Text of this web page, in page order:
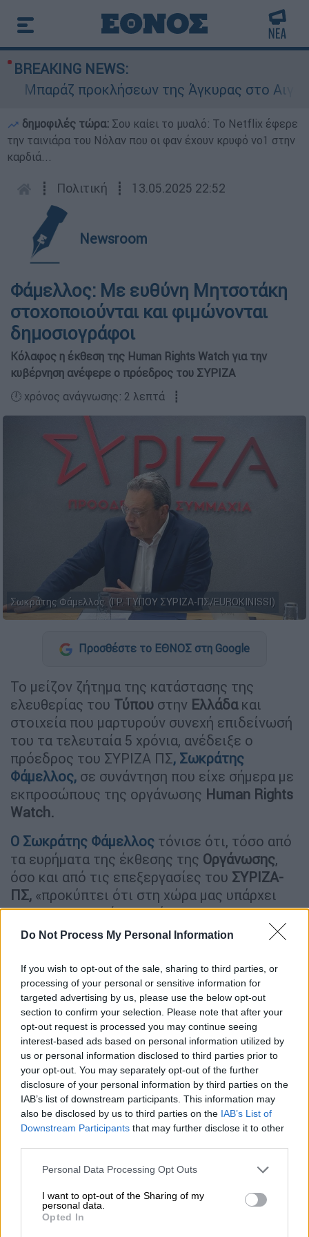
Do Not Process My Personal Information
If you wish to opt-out of the sale, sharing to third parties, or
processing of your personal or sensitive information for
targeted advertising by us, please use the below opt-out
section to confirm your selection. Please note that after your
opt-out request is processed you may continue seeing
interest-based ads based on personal information utilized by
us or personal information disclosed to third parties prior to
your opt-out. You may separately opt-out of the further
disclosure of your personal information by third parties on the
IAB’s list of downstream participants. This information may
also be disclosed by us to third parties on the IAB’s List of
Downstream Participants that may further disclose it to other
Please note that this website/app uses one or more Google
not limited to your visit or usage behaviour. You may click to
grant or deny consent to Google and its third-party tags to
use your data for below specified purposes in below Google
Personal Data Processing Opt Outs
I want to opt-out of the Sharing of my
personal data.
Opted In
BREAKING NEWS:
προκλήσεων της Άγκυρας στο Αιγαίο:
δημοφιλές τώρα: Σου καίει το μυαλό: Το Netflix έφερε
την ταινιάρα του Νόλαν που οι φαν έχουν κρυφό νο1 στην
καρδιά...
┋ Πολιτική ┋ 13.05.2025 22:52
Newsroom
Φάμελλος: Με ευθύνη Μητσοτάκη
στοχοποιούνται και φιμώνονται
δημοσιογράφοι
Κόλαφος η έκθεση της Human Rights Watch για την
κυβέρνηση ανέφερε ο πρόεδρος του ΣΥΡΙΖΑ
🕛 χρόνος ανάγνωσης: 2 λεπτά ┋
Σωκράτης Φάμελλος (ΓΡ. ΤΥΠΟΥ ΣΥΡΙΖΑ-ΠΣ/EUROKINISSI)
Προσθέστε το ΕΘΝΟΣ στη Google
Το μείζον ζήτημα της κατάστασης της
ελευθερίας του Τύπου στην Ελλάδακαι
στοιχεία που μαρτυρούν συνεχή επιδείνωσή
του τα τελευταία 5 χρόνια, ανέδειξε ο
πρόεδρος του ΣΥΡΙΖΑ ΠΣ, Σωκράτης
Φάμελλος, σε συνάντηση που είχε σήμερα με
εκπροσώπους της οργάνωσης Human Rights
Watch.
Ο Σωκράτης Φάμελλος τόνισε ότι, τόσο από
τα ευρήματα της έκθεσης της Οργάνωσης,
όσο και από τις επεξεργασίες του ΣΥΡΙΖΑ-
ΠΣ, «προκύπτει ότι στη χώρα μας υπάρχει
μια συστηματική παρενόχληση
δημοσιογράφων» η οποία περιλαμβάνει, από
μέχρι και διαδικτυακές επιθέσεις.
ΔΙΑΒΑΣΤΕ ΕΠΙΣΗΣ
Πολιτική|13.05.2025 21:32
Κυβερνητικές πηγές: Η «αλλαγή
σελίδας» στην Ελλάδα το κεντρικό
μήνυμα της επίσκεψης Μητσοτάκη
στο Βερολίνο
Γενικεύοντας, υποστήριξε ότι υπάρχει «ένα
συγκεντρωτικό μιντιακό τοπίο, το οποίο
υπονομεύει και τον πλουραλισμό και την